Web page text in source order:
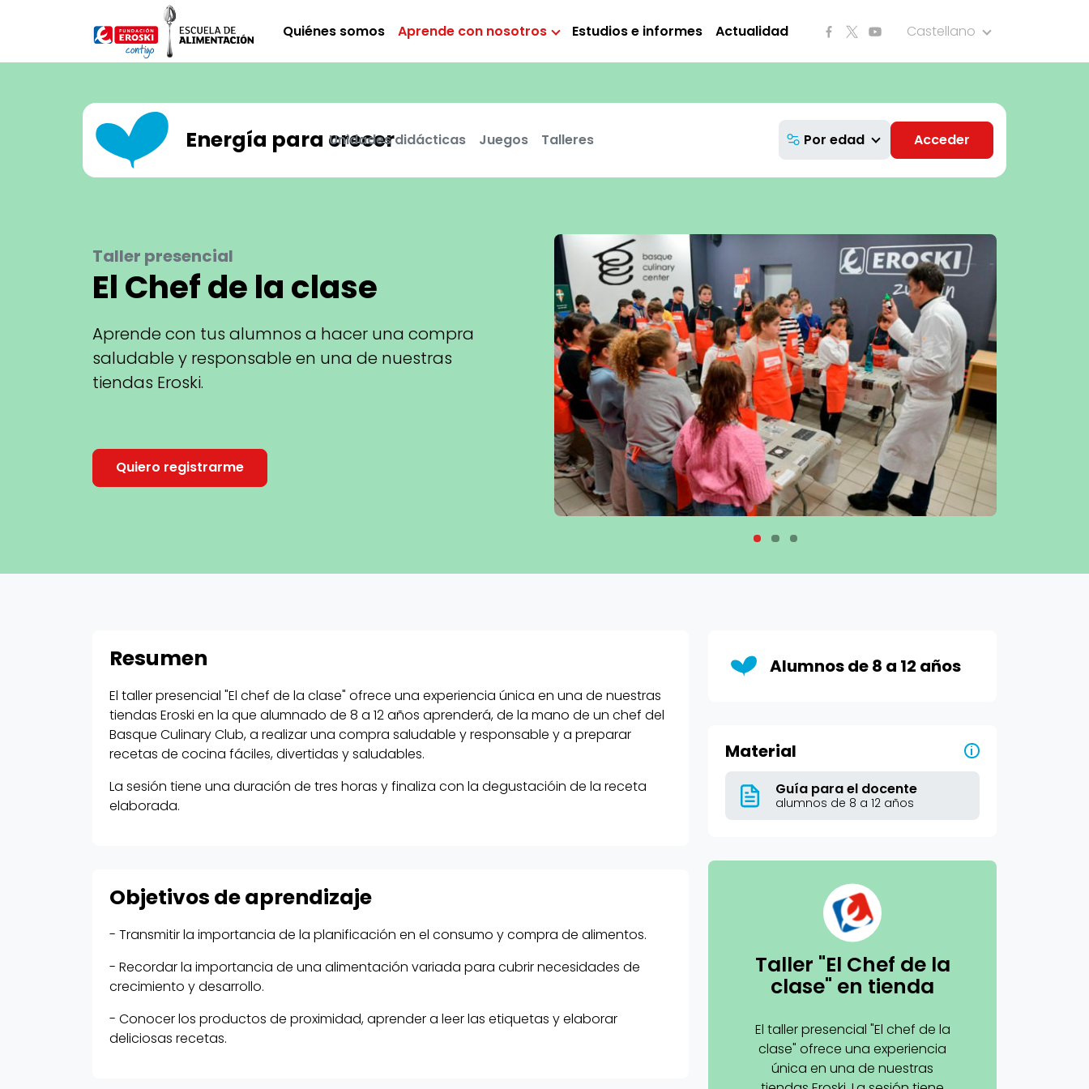
Pasar al contenido principal
Quiénes somos
Aprende con nosotros Estudios e informes Actualidad Castellano
Energía para crecer Por edad Acceder
Unidades didácticas Juegos Talleres
Taller presencial
El Chef de la clase
Aprende con tus alumnos a hacer una compra
saludable y responsable en una de nuestras
tiendas Eroski.
Quiero registrarme
Resumen
El taller presencial "El chef de la clase" ofrece una experiencia única en una de nuestras
tiendas Eroski en la que alumnado de 8 a 12 años aprenderá, de la mano de un chef del
Basque Culinary Club, a realizar una compra saludable y responsable y a preparar
recetas de cocina fáciles, divertidas y saludables.
La sesión tiene una duración de tres horas y finaliza con la degustacióin de la receta
elaborada.
Objetivos de aprendizaje
- Transmitir la importancia de la planificación en el consumo y compra de alimentos.
- Recordar la importancia de una alimentación variada para cubrir necesidades de
crecimiento y desarrollo.
- Conocer los productos de proximidad, aprender a leer las etiquetas y elaborar
deliciosas recetas.
Alumnos de 8 a 12 años
Material i
Guía para el docente
alumnos de 8 a 12 años
Taller "El Chef de la
clase" en tienda
El taller presencial "El chef de la
clase" ofrece una experiencia
única en una de nuestras